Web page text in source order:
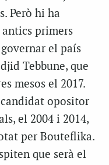
Però hi ha
antics primers
el país
Tebbune, que
mesos el 2017.
candidat opositor
el 2004 i 2014,
per Bouteflika.
que serà el